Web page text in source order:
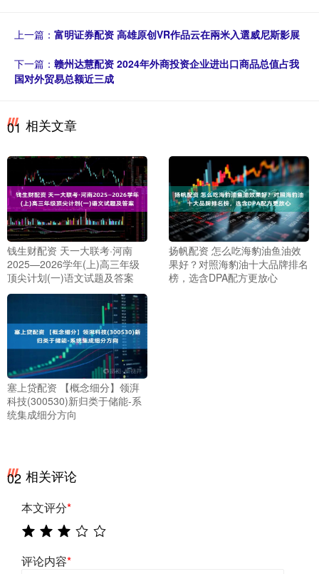
上一篇： 富明证券配资 高雄原创VR作品云在兩米入選威尼斯影展
下一篇： 赣州达慧配资 2024年外商投资企业进出口商品总值占我
国对外贸易总额近三成
01 相关文章
钱生财配资 天一大联考·河南
2025—2026学年(上)高三年级
顶尖计划(一)语文试题及答案
扬帆配资 怎么吃海豹油鱼油效
果好？对照海豹油十大品牌排名
榜，选含DPA配方更放心
塞上贷配资 【概念细分】领湃
科技(300530)新归类于储能-系
统集成细分方向
02 相关评论
本文评分*
评论内容*